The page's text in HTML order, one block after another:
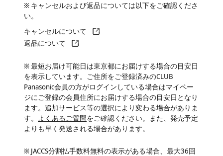
※ キャンセルおよび返品については以下をご確認くださ
い。
キャンセルについて
返品について
※ 最短お届け可能日は東京都にお届けする場合の目安日
を表示しています。ご住所をご登録済みのCLUB
Panasonic会員の方がログインしている場合はマイペー
ジにご登録の会員住所にお届けする場合の目安日となり
ます。追加サービス等の選択により変わる場合がありま
す。 よくあるご質問をご確認ください。また、発売予定
よりも早く発送される場合があります。
※ JACCS分割払手数料無料の表示がある場合、最大36回